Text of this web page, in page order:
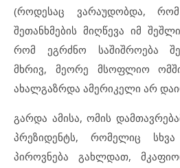
(როდესაც ვარაუდობდა,
შეთანხმების მიღწევა იმ
რომ ეგრძნო საშიშროება
მხრივ, მეორე მსოფლიო
ახალგაზრდა ამერიკელი არ
გარდა ამისა, ომის
პრეზიდენტს, რომელიც
პიროვნება გახლდათ,